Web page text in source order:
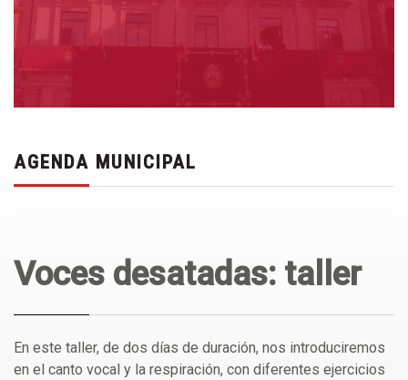
AGENDA MUNICIPAL
Voces desatadas: taller
En este taller, de dos días de duración, nos introduciremos
en el canto vocal y la respiración, con diferentes ejercicios